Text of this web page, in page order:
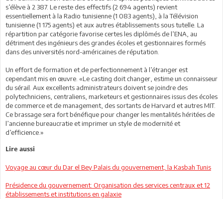
s’élève à 2 387. Le reste des effectifs (2 694 agents) revient
essentiellement à la Radio tunisienne (1 083 agents), à la Télévision
tunisienne (1 175 agents) et aux autres établissements sous tutelle. La
répartition par catégorie favorise certes les diplômés de l’ENA, au
détriment des ingénieurs des grandes écoles et gestionnaires formés
dans des universités nord-américaines de réputation.
Un effort de formation et de perfectionnement à l’étranger est
cependant mis en œuvre. «Le casting doit changer, estime un connaisseur
du sérail. Aux excellents administrateurs doivent se joindre des
polytechniciens, centraliens, marketeurs et gestionnaires issus des écoles
de commerce et de management, des sortants de Harvard et autres MIT.
Ce brassage sera fort bénéfique pour changer les mentalités héritées de
l’ancienne bureaucratie et imprimer un style de modernité et
d’efficience.»
Lire aussi
Voyage au cœur du Dar el Bey Palais du gouvernement, la Kasbah Tunis
Présidence du gouvernement: Organisation des services centraux et 12
établissements et institutions en galaxie